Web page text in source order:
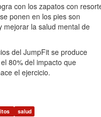
con los zapatos con
ponen en los pies son
mejorar la salud mental de
del JumpFit se produce
80% del impacto que
el ejercicio.
salud